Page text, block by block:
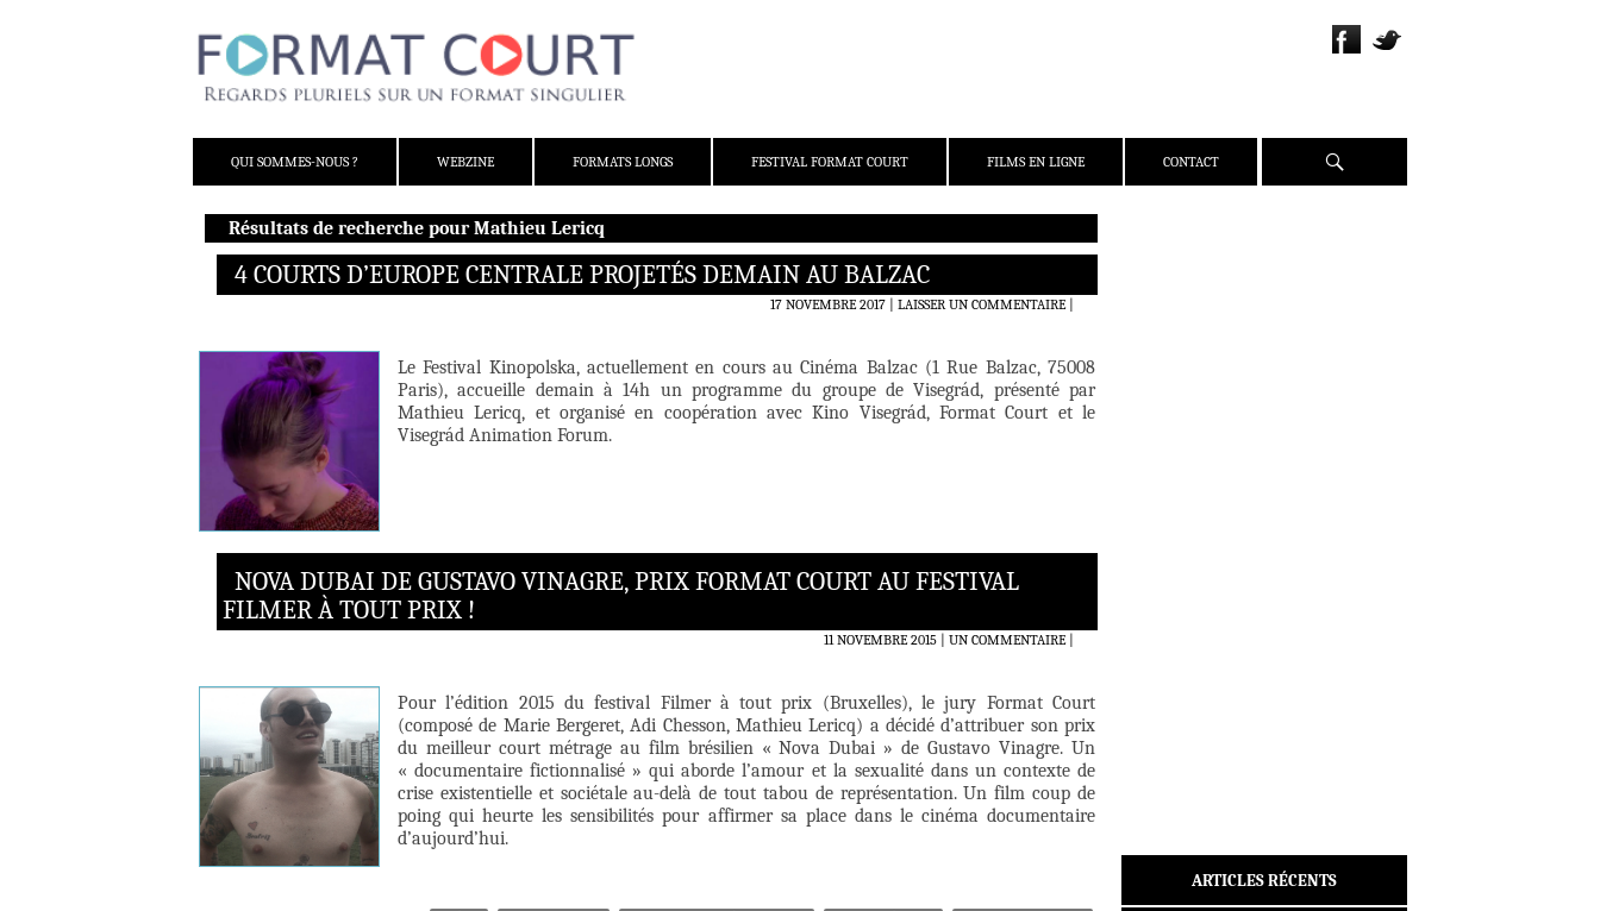
QUI SOMMES-NOUS ?
WEBZINE FORMATS LONGS FESTIVAL FORMAT COURT FILMS EN LIGNE CONTACT Recherche
Résultats de recherche pour Mathieu Lericq
4 COURTS D’EUROPE CENTRALE PROJETÉS DEMAIN AU BALZAC
17 NOVEMBRE 2017 LAISSER UN COMMENTAIRE|
Le Festival Kinopolska, actuellement en cours au Cinéma Balzac (1 Rue Balzac, 75008
Paris), accueille demain à 14h un programme du groupe de Visegrád, présenté par
Mathieu Lericq, et organisé en coopération avec Kino Visegrád, Format Court et le
Visegrád Animation Forum.
NOVA DUBAI DE GUSTAVO VINAGRE, PRIX FORMAT COURT AU FESTIVAL
FILMER À TOUT PRIX !
11 NOVEMBRE 2015 UN COMMENTAIRE|
Pour l’édition 2015 du festival Filmer à tout prix (Bruxelles), le jury Format Court
(composé de Marie Bergeret, Adi Chesson, Mathieu Lericq) a décidé d’attribuer son prix
du meilleur court métrage au film brésilien « Nova Dubai » de Gustavo Vinagre. Un
« documentaire fictionnalisé » qui aborde l’amour et la sexualité dans un contexte de
crise existentielle et sociétale au-delà de tout tabou de représentation. Un film coup de
poing qui heurte les sensibilités pour affirmer sa place dans le cinéma documentaire
d’aujourd’hui.
ARTICLES RÉCENTS